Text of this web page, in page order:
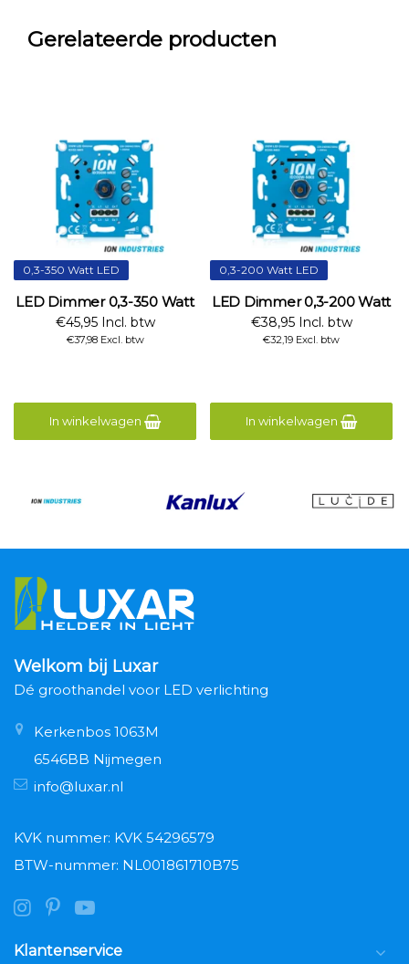
Gerelateerde producten
0,3-350 Watt LED
LED Dimmer 0,3-350 Watt
€45,95 Incl. btw
€37,98 Excl. btw
In winkelwagen
0,3-200 Watt LED
LED Dimmer 0,3-200 Watt
€38,95 Incl. btw
€32,19 Excl. btw
In winkelwagen
Welkom bij Luxar
Dé groothandel voor LED verlichting
Kerkenbos 1063M
6546BB Nijmegen
info@luxar.nl
KVK nummer: KVK 54296579
BTW-nummer: NL001861710B75
Klantenservice